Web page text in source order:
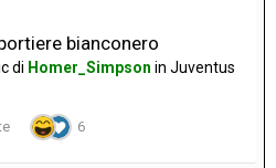
bianconero
di Homer_Simpson in Juventus
6